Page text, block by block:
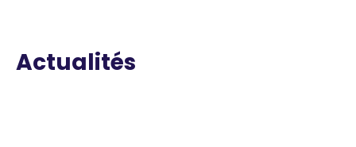
Actualités